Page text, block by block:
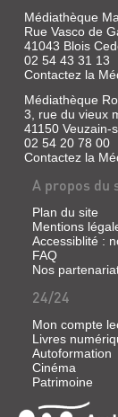
Médiathèque
Rue Vasco de
41043 Blois
02 54 43 31 13
Contactez la
Médiathèque
3, rue du vieux
41150 Veuzain-
02 54 20 78 00
Contactez la
A propos du
Plan du site
Mentions
Accessiblité :
FAQ
Nos
24/24
Mon compte
Livres
Autoformation
Cinéma
Patrimoine